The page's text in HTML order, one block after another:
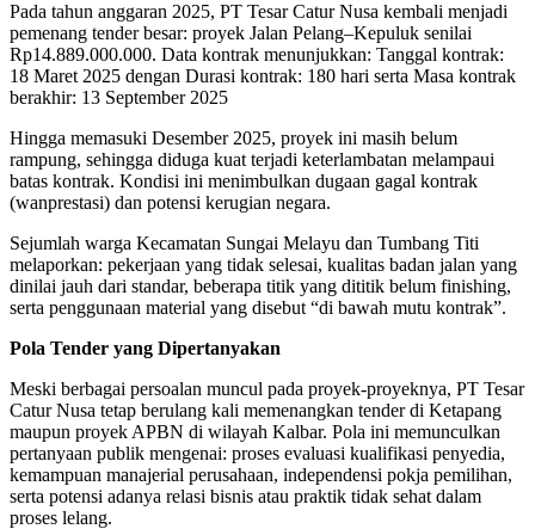
Pada tahun anggaran 2025, PT Tesar Catur Nusa kembali menjadi
pemenang tender besar: proyek Jalan Pelang–Kepuluk senilai
Rp14.889.000.000. Data kontrak menunjukkan: Tanggal kontrak:
18 Maret 2025 dengan Durasi kontrak: 180 hari serta Masa kontrak
berakhir: 13 September 2025
Hingga memasuki Desember 2025, proyek ini masih belum
rampung, sehingga diduga kuat terjadi keterlambatan melampaui
batas kontrak. Kondisi ini menimbulkan dugaan gagal kontrak
(wanprestasi) dan potensi kerugian negara.
Sejumlah warga Kecamatan Sungai Melayu dan Tumbang Titi
melaporkan: pekerjaan yang tidak selesai, kualitas badan jalan yang
dinilai jauh dari standar, beberapa titik yang dititik belum finishing,
serta penggunaan material yang disebut “di bawah mutu kontrak”.
Pola Tender yang Dipertanyakan
Meski berbagai persoalan muncul pada proyek-proyeknya, PT Tesar
Catur Nusa tetap berulang kali memenangkan tender di Ketapang
maupun proyek APBN di wilayah Kalbar. Pola ini memunculkan
pertanyaan publik mengenai: proses evaluasi kualifikasi penyedia,
kemampuan manajerial perusahaan, independensi pokja pemilihan,
serta potensi adanya relasi bisnis atau praktik tidak sehat dalam
proses lelang.